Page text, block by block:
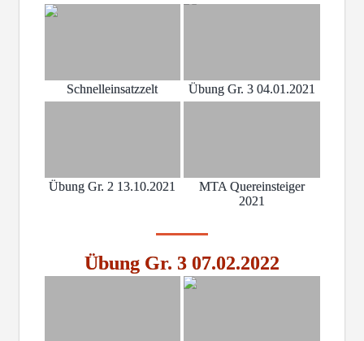
Schnelleinsatzzelt Übung Gr. 3 04.01.2021
Übung Gr. 2 13.10.2021
MTA Quereinsteiger
2021
Übung Gr. 3 07.02.2022